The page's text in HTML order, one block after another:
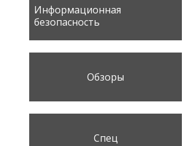
Информационная
безопасность
Обзоры
Спец